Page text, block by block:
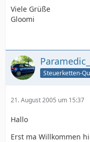
Viele Grüße
Gloomi
Steuerketten-
21. August 2005 um 15:37
Hallo
Erst ma Willkommen